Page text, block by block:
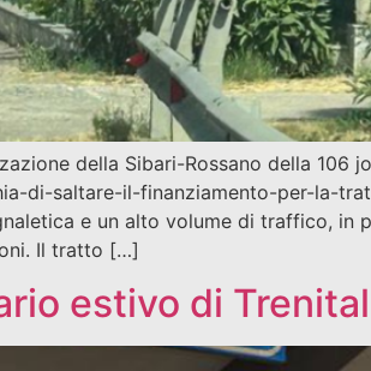
della Sibari-Rossano della
di-saltare-il-finanziamento-per-la-
e un alto volume di traffico, in
Il tratto […]
estivo di